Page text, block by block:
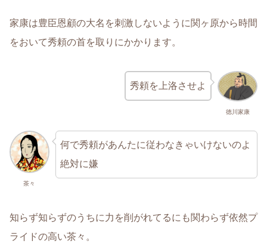
家康は豊臣恩顧の大名を刺激しないように関ヶ原から時間
をおいて秀頼の首を取りにかかります。
徳川家康
秀頼を上洛させよ
茶々
何で秀頼があんたに従わなきゃいけないのよ
絶対に嫌
知らず知らずのうちに力を削がれてるにも関わらず依然プ
ライドの高い茶々。